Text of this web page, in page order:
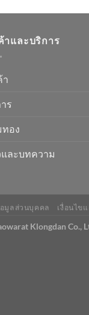
าและบริการ
า
ร
อง
ละบทความ
มูลส่วนบุคคล เงื่อนไข
Klongdan Co.,